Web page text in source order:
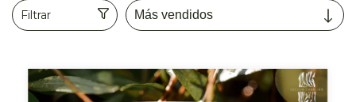
Filtrar